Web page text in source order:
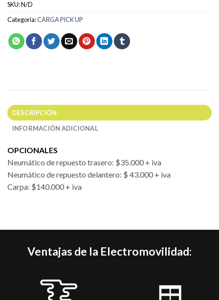
SKU:N/D
Categoría:CARGA PICK UP
DESCRIPCIÓN
INFORMACIÓN ADICIONAL
OPCIONALES
​Neumático de repuesto trasero: $35.000 + iva
Neumático de repuesto delantero: $ 43.000 + iva
​Carpa: $140.000 + iva
Ventajas de la Electromovilidad: